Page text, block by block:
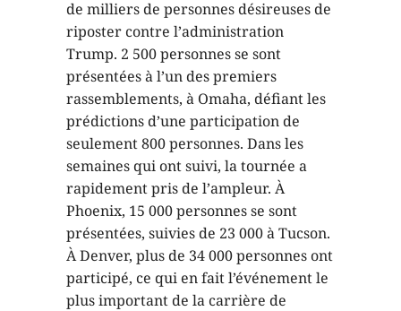
de milliers de personnes désireuses de
riposter contre l’administration
Trump. 2 500 personnes se sont
présentées à l’un des premiers
rassemblements, à Omaha, défiant les
prédictions d’une participation de
seulement 800 personnes. Dans les
semaines qui ont suivi, la tournée a
rapidement pris de l’ampleur. À
Phoenix, 15 000 personnes se sont
présentées, suivies de 23 000 à Tucson.
À Denver, plus de 34 000 personnes ont
participé, ce qui en fait l’événement le
plus important de la carrière de